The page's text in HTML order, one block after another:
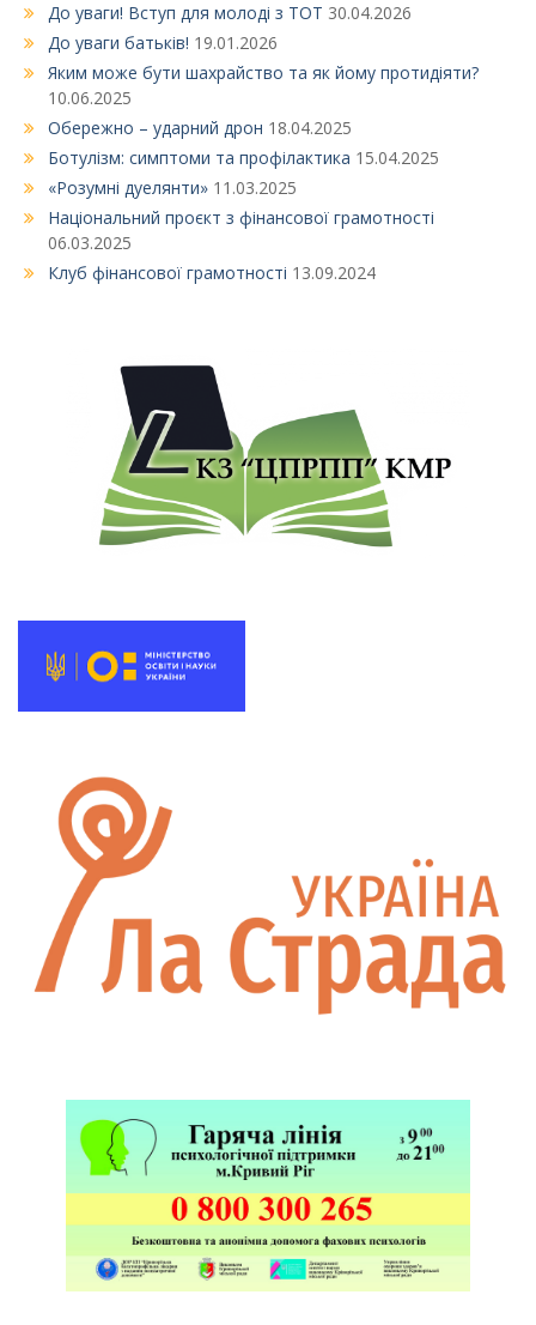
До уваги! Вступ для молоді з ТОТ 30.04.2026
До уваги батьків! 19.01.2026
Яким може бути шахрайство та як йому протидіяти?
10.06.2025
Обережно – ударний дрон 18.04.2025
Ботулізм: симптоми та профілактика 15.04.2025
«Розумні дуелянти» 11.03.2025
Національний проєкт з фінансової грамотності
06.03.2025
Клуб фінансової грамотності 13.09.2024